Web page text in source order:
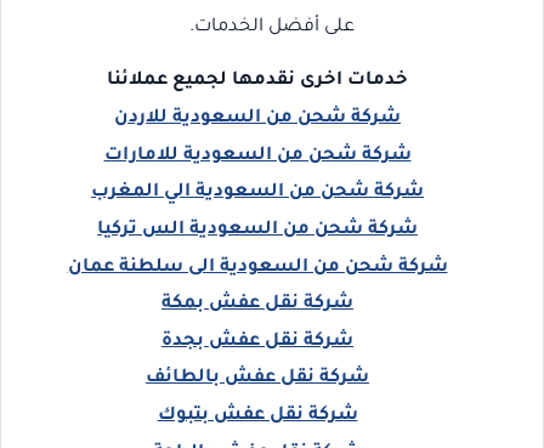
على أفضل الخدمات.
خدمات اخرى نقدمها لجميع عملائنا
شركة شحن من السعودية للاردن
شركة شحن من السعودية للامارات
شركة شحن من السعودية الي المغرب
شركة شحن من السعودية الس تركيا
شركة شحن من السعودية الى سلطنة عمان
شركة نقل عفش بمكة
شركة نقل عفش بجدة
شركة نقل عفش بالطائف
شركة نقل عفش بتبوك